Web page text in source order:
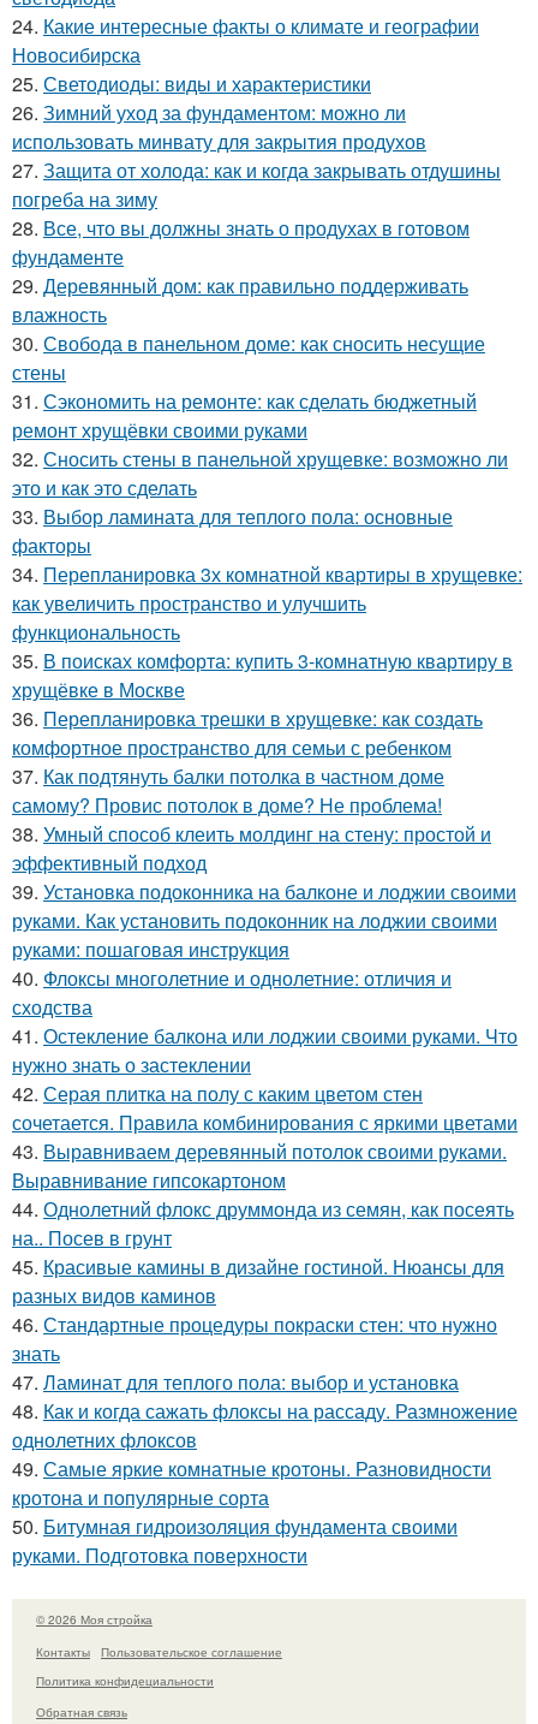
24. Какие интересные факты о климате и географии
Новосибирска
25. Светодиоды: виды и характеристики
26. Зимний уход за фундаментом: можно ли
использовать минвату для закрытия продухов
27. Защита от холода: как и когда закрывать отдушины
погреба на зиму
28. Все, что вы должны знать о продухах в готовом
фундаменте
29. Деревянный дом: как правильно поддерживать
влажность
30. Свобода в панельном доме: как сносить несущие
стены
31. Сэкономить на ремонте: как сделать бюджетный
ремонт хрущёвки своими руками
32. Сносить стены в панельной хрущевке: возможно ли
это и как это сделать
33. Выбор ламината для теплого пола: основные
факторы
34. Перепланировка 3х комнатной квартиры в хрущевке:
как увеличить пространство и улучшить
функциональность
35. В поисках комфорта: купить 3-комнатную квартиру в
хрущёвке в Москве
36. Перепланировка трешки в хрущевке: как создать
комфортное пространство для семьи с ребенком
37. Как подтянуть балки потолка в частном доме
самому? Провис потолок в доме? Не проблема!
38. Умный способ клеить молдинг на стену: простой и
эффективный подход
39. Установка подоконника на балконе и лоджии своими
руками. Как установить подоконник на лоджии своими
руками: пошаговая инструкция
40. Флоксы многолетние и однолетние: отличия и
сходства
41. Остекление балкона или лоджии своими руками. Что
нужно знать о застеклении
42. Серая плитка на полу с каким цветом стен
сочетается. Правила комбинирования с яркими цветами
43. Выравниваем деревянный потолок своими руками.
Выравнивание гипсокартоном
44. Однолетний флокс друммонда из семян, как посеять
на.. Посев в грунт
45. Красивые камины в дизайне гостиной. Нюансы для
разных видов каминов
46. Стандартные процедуры покраски стен: что нужно
знать
47. Ламинат для теплого пола: выбор и установка
48. Как и когда сажать флоксы на рассаду. Размножение
однолетних флоксов
49. Самые яркие комнатные кротоны. Разновидности
кротона и популярные сорта
50. Битумная гидроизоляция фундамента своими
руками. Подготовка поверхности
© 2026 Моя стройка
Контакты
Пользовательское соглашение
Политика конфидециальности
Обратная связь